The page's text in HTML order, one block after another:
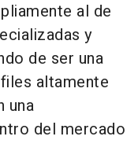
al de
y
de ser una
altamente
una
del mercado